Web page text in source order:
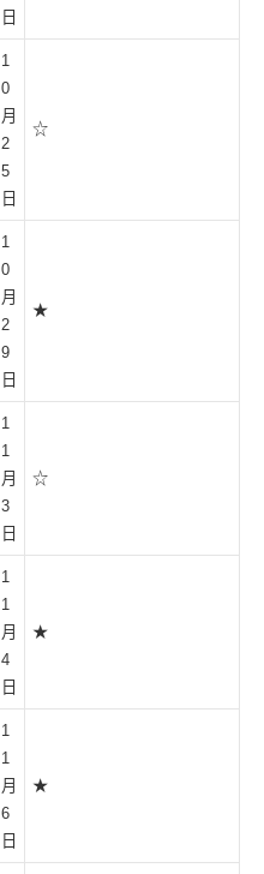
日
1
0
月
2
5
日
☆
1
0
月
2
9
日
★
1
1
月
3
日
☆
1
1
月
4
日
★
1
1
月
6
日
★